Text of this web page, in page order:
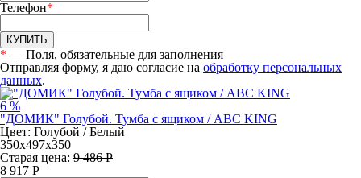
Телефон*
КУПИТЬ
* — Поля, обязательные для заполнения
Отправляя форму, я даю согласие на обработку персональных
данных.
6 %
"ДОМИК" Голубой. Тумба с ящиком / ABC KING
Цвет: Голубой / Белый
350х497х350
Старая цена: 9 486 Р
8 917 Р